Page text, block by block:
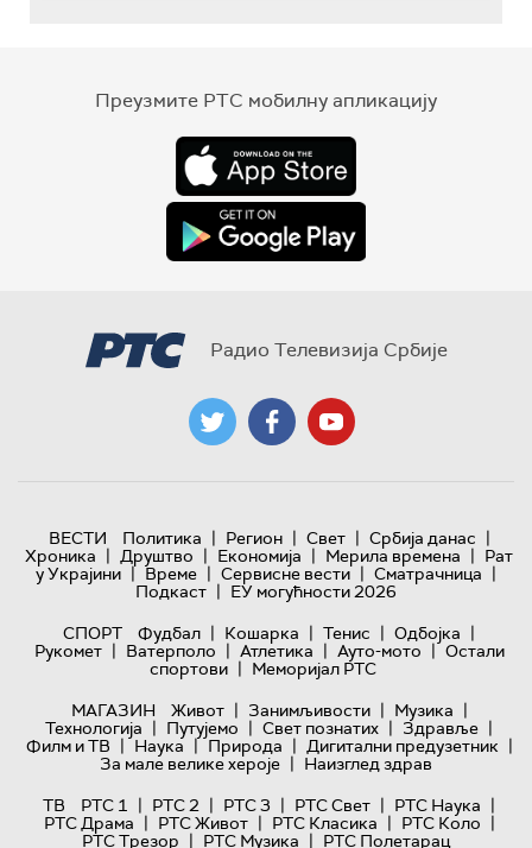
Преузмите РТС мобилну апликацију
Радио Телевизија Србије
ВЕСТИ Политика | Регион | Свет | Србија данас |
Хроника | Друштво | Економија | Мерила времена | Рат
у Украјини | Време | Сервисне вести | Сматрачница |
Подкаст | ЕУ могућности 2026
СПОРТ
Фудбал | Кошарка | Тенис | Одбојка |
Рукомет | Ватерполо | Атлетика | Ауто-мото | Остали
спортови | Меморијал РТС
МАГАЗИН
Живот | Занимљивости | Музика |
Технологијa | Путујемо | Свет познатих | Здравље |
Филм и ТВ | Наука | Природа | Дигитални предузетник |
За мале велике хероје | Наизглед здрав
ТВ
РТС 1 | РТС 2 | РТС 3 | РТС Свет | РТС Наука |
РТС Драма | РТС Живот | РТС Класика | РТС Коло |
РТС Трезор | РТС Музика | РТС Полетарац